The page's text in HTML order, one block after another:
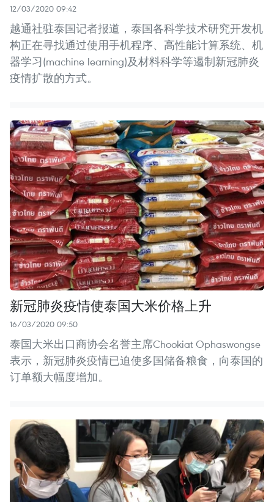
12/03/2020 09:42
越通社驻泰国记者报道，泰国各科学技术研究开发机
构正在寻找通过使用手机程序、高性能计算系统、机
器学习(machine learning)及材料科学等遏制新冠肺炎
疫情扩散的方式。
新冠肺炎疫情使泰国大米价格上升
16/03/2020 09:50
泰国大米出口商协会名誉主席Chookiat Ophaswongse
表示，新冠肺炎疫情已迫使多国储备粮食，向泰国的
订单额大幅度增加。